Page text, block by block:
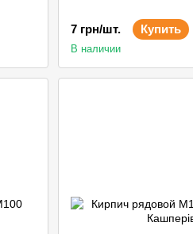
7 грн/шт. Купить
В наличии